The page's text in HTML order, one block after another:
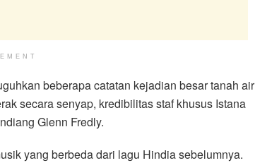
beberapa catatan kejadian besar tanah air
secara senyap, kredibilitas staf khusus Istana
Glenn Fredly.
yang berbeda dari lagu Hindia sebelumnya.